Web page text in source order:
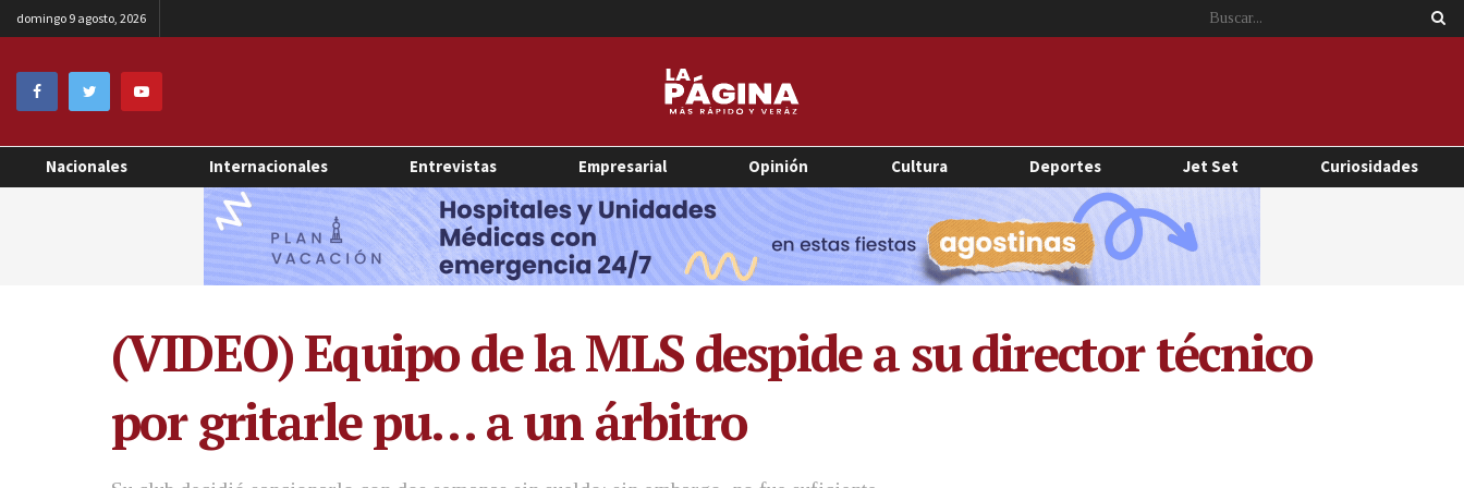
domingo 9 agosto, 2026
Nacionales Internacionales Entrevistas Empresarial Opinión Cultura Deportes Jet Set Curiosidades
(VIDEO) Equipo de la MLS despide a su director técnico
por gritarle pu… a un árbitro